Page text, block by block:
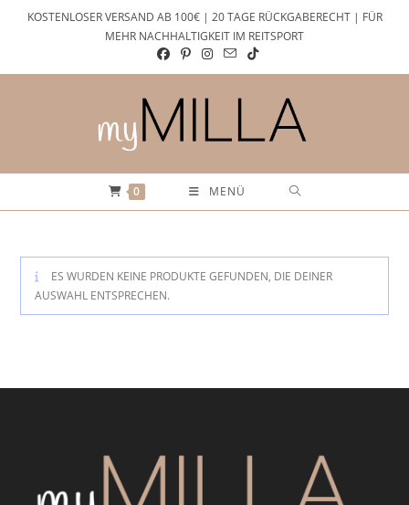
KOSTENLOSER VERSAND AB 100€ | 20 TAGE RÜCKGABERECHT | FÜR
MEHR NACHHALTIGKEIT IM REITSPORT
0 MENÜ
ES WURDEN KEINE PRODUKTE GEFUNDEN, DIE DEINER
AUSWAHL ENTSPRECHEN.